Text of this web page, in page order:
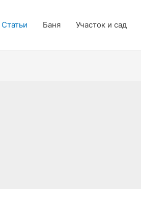
Статьи Баня Участок и сад